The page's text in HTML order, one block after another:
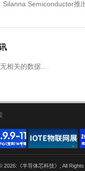
Silanna Semiconductor推出适用于100w快速充电器设计
的数据...
2026:《半导体芯科技》; All